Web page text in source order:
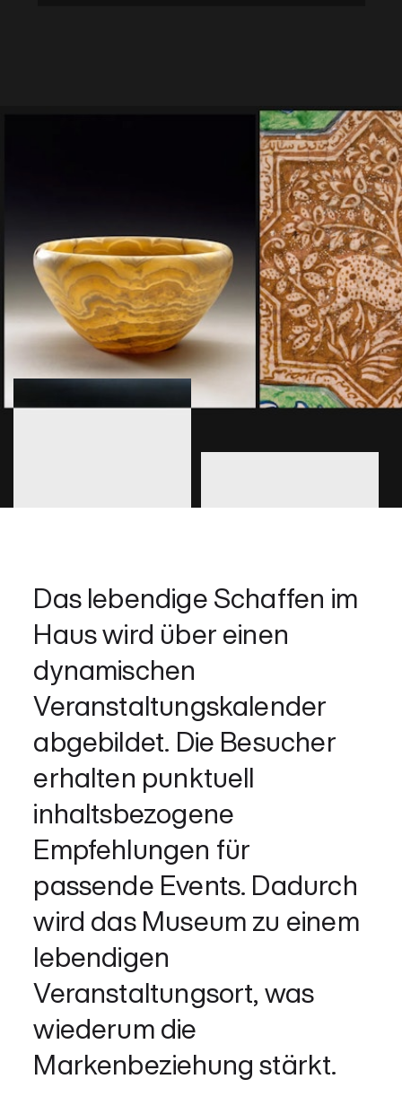
Das lebendige Schaffen im
Haus wird über einen
dynamischen
Veranstaltungskalender
abgebildet. Die Besucher
erhalten punktuell
inhaltsbezogene
Empfehlungen für
passende Events. Dadurch
wird das Museum zu einem
lebendigen
Veranstaltungsort, was
wiederum die
Markenbeziehung stärkt.